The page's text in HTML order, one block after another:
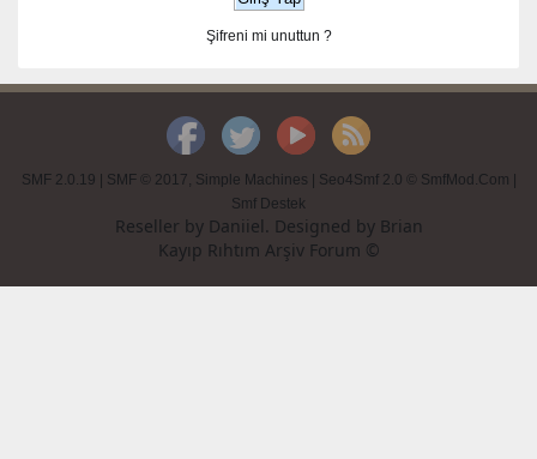
Şifreni mi unuttun ?
SMF 2.0.19 SMF © 2017, Simple Machines Seo4Smf 2.0 © SmfMod.Com
Smf Destek
Reseller by Daniiel. Designed by Brian
Kayıp Rıhtım Arşiv Forum ©